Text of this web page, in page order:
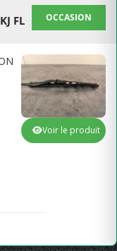
FL
OCCASION
Voir le produit